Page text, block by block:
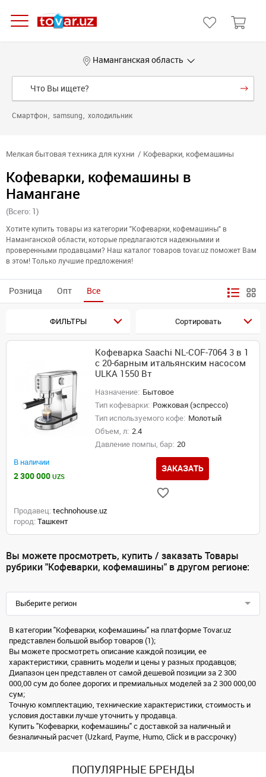
Наманганская область
Смартфон samsung холодильник
Мелкая бытовая техника для кухни Кофеварки, кофемашины
Кофеварки, кофемашины в
Намангане
(Всего: 1)
Хотите купить товары из категории "Кофеварки, кофемашины" в
Наманганской области, которые предлагаются надежнымии и
проверенными продавцами? Наш каталог товаров tovar.uz поможет Вам
в этом! Только лучшие предложения!
Розница Опт Все
ФИЛЬТРЫ Сортировать
Кофеварка Saachi NL-COF-7064 3 в 1
с 20-барным итальянским насосом
ULKA 1550 Вт
Назначение: Бытовое
Тип кофеварки: Рожковая (эспрессо)
Тип используемого кофе: Молотый
Объем, л: 2.4
Давление помпы, бар: 20
В наличии
2 300 000 UZS
ЗАКАЗАТЬ
Продавец: technohouse.uz
город: Ташкент
Вы можете просмотреть, купить / заказать Товары
рубрики "Кофеварки, кофемашины" в другом регионе:
Выберите регион
В категории "Кофеварки, кофемашины" на платформе Tovar.uz
представлен большой выбор товаров (1);
Вы можете просмотреть описание каждой позиции, ее
характеристики, сравнить модели и цены у разных продавцов;
Диапазон цен представлен от самой дешевой позиции за 2 300
000,00 сум до более дорогих и премиальных моделей за 2 300 000,00
сум;
Точную комплектацию, технические характеристики, стоимость и
условия доставки лучше уточнить у продавца.
Купить "Кофеварки, кофемашины" с доставкой за наличный и
безналичный расчет (Uzkard, Payme, Humo, Click и в рассрочку)
ПОПУЛЯРНЫЕ БРЕНДЫ